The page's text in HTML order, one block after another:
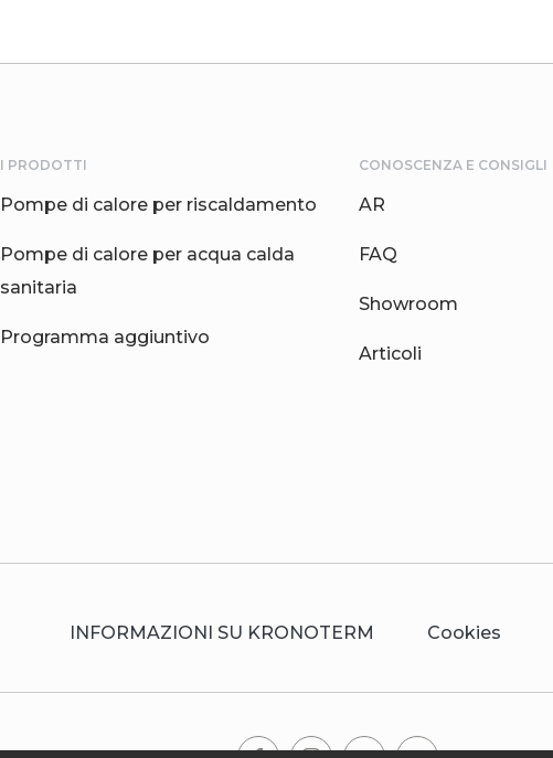
I PRODOTTI
Pompe di calore per riscaldamento
Pompe di calore per acqua calda
sanitaria
Programma aggiuntivo
CONOSCENZA E CONSIGLI
AR
FAQ
Showroom
Articoli
INFORMAZIONI SU KRONOTERM Cookies